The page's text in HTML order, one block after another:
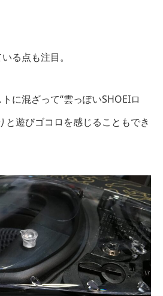
る点も注目。
に混ざって“雲っぽいSHOEIロ
と遊びゴコロを感じることもでき